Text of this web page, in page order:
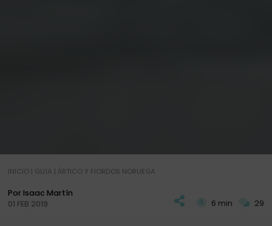
INICIO| GUÍA | ÁRTICO Y FIORDOS NORUEGA
Por Isaac Martín
01 FEB 2019
6 min 29